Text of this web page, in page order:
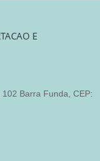
E
Barra Funda, CEP: